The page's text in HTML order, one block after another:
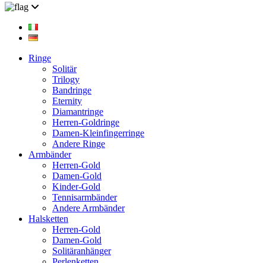
Ringe
Solitär
Trilogy
Bandringe
Eternity
Diamantringe
Herren-Goldringe
Damen-Kleinfingerringe
Andere Ringe
Armbänder
Herren-Gold
Damen-Gold
Kinder-Gold
Tennisarmbänder
Andere Armbänder
Halsketten
Herren-Gold
Damen-Gold
Solitäranhänger